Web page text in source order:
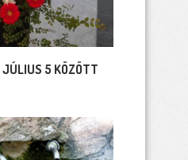
5 KÖZÖTT